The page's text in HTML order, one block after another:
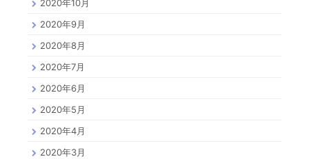
2020年10月
2020年9月
2020年8月
2020年7月
2020年6月
2020年5月
2020年4月
2020年3月